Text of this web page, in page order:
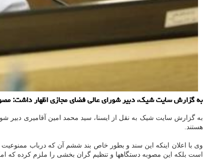
به گزارش سایت شیک، دبیر شورای عالی فضای مجازی اظهار داشت:
به گزارش سایت شیک به نقل از ایسنا، سید محمد امین آقامیری
هستند.
وی با اعلان اینکه این سند و بطور خاص بند ششم آن که درباب
است بلکه این مصوبه دستگاهها و تنظیم گران بخشی را ملزم کرده که